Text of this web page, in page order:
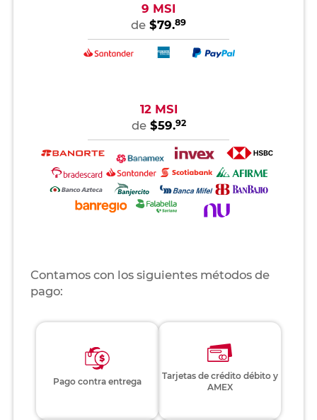
9 MSI
de $79.89
12 MSI
de $59.92
Contamos con los siguientes métodos de
pago:
Pago contra entrega
Tarjetas de crédito débito y
AMEX